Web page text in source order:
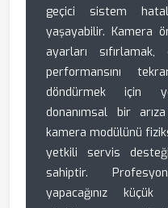
geçici sistem
yaşayabilir. Kamera
ayarları
performansını
döndürmek için
donanımsal bir
kamera modülünü
yetkili servis
sahiptir.
yapacağınız küçük